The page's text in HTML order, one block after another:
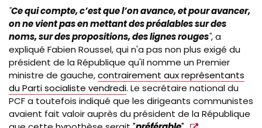
"Ce qui compte, c’est que l’on avance, et pour avancer,
on ne vient pas en mettant des préalables sur des
noms, sur des propositions, des lignes rouges", a
expliqué Fabien Roussel, qui n'a pas non plus exigé du
président de la République qu'il nomme un Premier
ministre de gauche,contrairement aux représentants
du Parti socialiste vendredi. Le secrétaire national du
PCF a toutefois indiqué que les dirigeants communistes
avaient fait valoir auprès du président de la République